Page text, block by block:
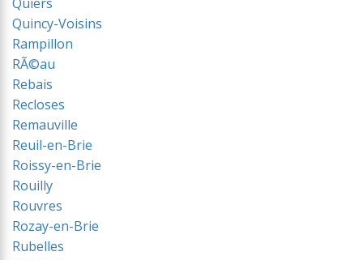
Quincy-Voisins
Rampillon
RÃ©au
Rebais
Recloses
Remauville
Reuil-en-Brie
Roissy-en-Brie
Rouilly
Rouvres
Rozay-en-Brie
Rubelles